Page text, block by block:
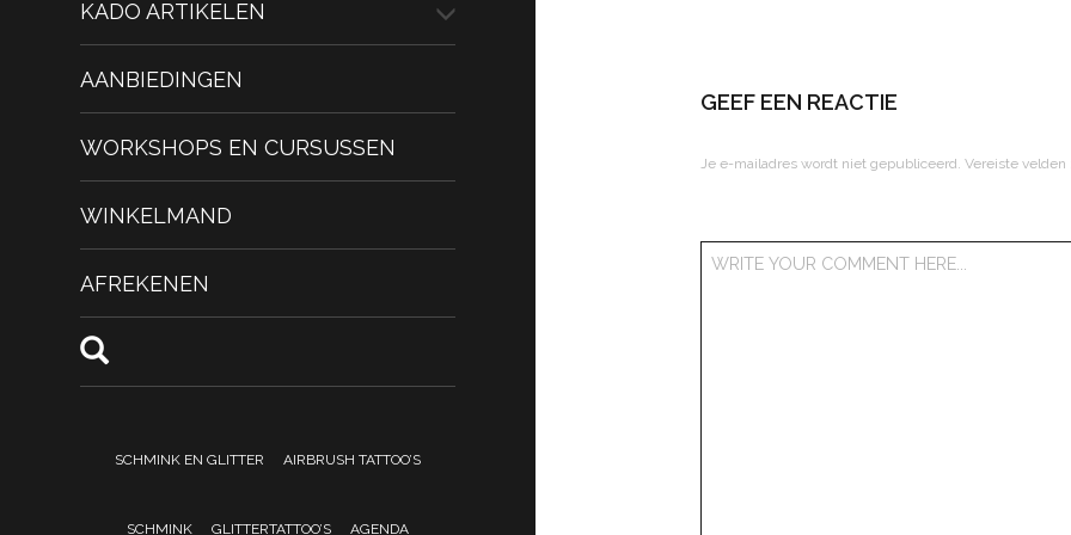
KADO ARTIKELEN
AANBIEDINGEN
WORKSHOPS EN CURSUSSEN
WINKELMAND
AFREKENEN
SCHMINK EN GLITTER AIRBRUSH TATTOO’S
SCHMINK GLITTERTATTOO’S AGENDA
GEEF EEN REACTIE
Je e-mailadres wordt niet gepubliceerd. Vereiste